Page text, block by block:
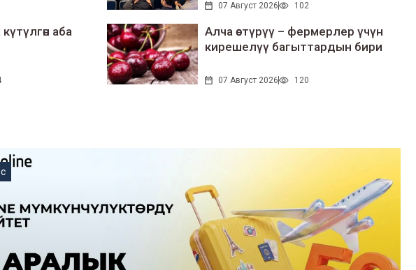
07 Август 2026 102
аба
Алча өстүрүү – фермерлер үчүн
кирешелүү багыттардын бири
07 Август 2026 120